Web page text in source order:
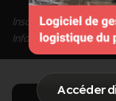
Accéder
Inscrit depuis le 25/
Informations mises à